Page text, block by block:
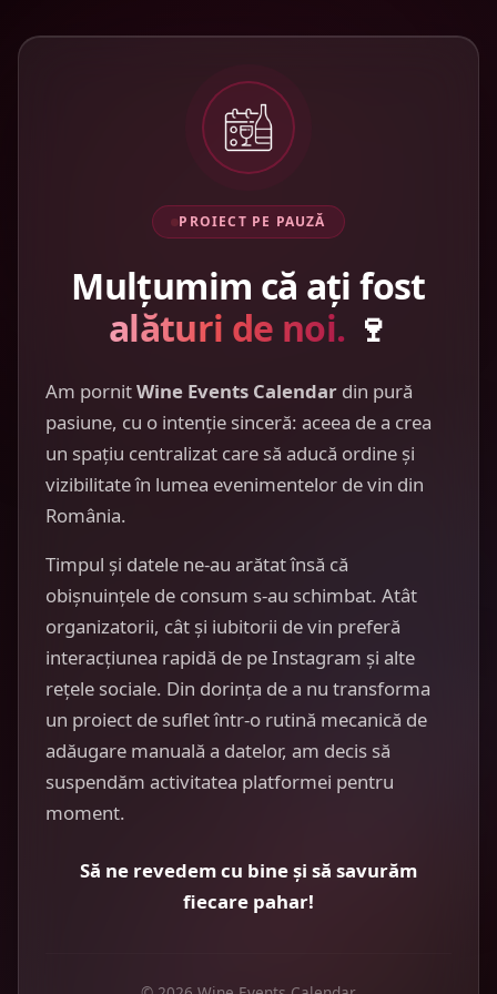
PROIECT PE PAUZĂ
Mulțumim că ați fost
alături de noi. 🍷
Am pornitWine Events Calendar din pură
pasiune, cu o intenție sinceră: aceea de a crea
un spațiu centralizat care să aducă ordine și
vizibilitate în lumea evenimentelor de vin din
România.
Timpul și datele ne-au arătat însă că
obișnuințele de consum s-au schimbat. Atât
organizatorii, cât și iubitorii de vin preferă
interacțiunea rapidă de pe Instagram și alte
rețele sociale. Din dorința de a nu transforma
un proiect de suflet într-o rutină mecanică de
adăugare manuală a datelor, am decis să
suspendăm activitatea platformei pentru
moment.
Să ne revedem cu bine și să savurăm
fiecare pahar!